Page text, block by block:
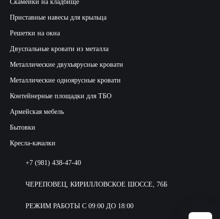
Скамейки на кладбище
Приставные навесы для крыльца
Решетки на окна
Двуспальные кровати из металла
Металлические двухъярусные кровати
Металлические одноярусные кровати
Контейнерные площадки для ТБО
Армейская мебель
Бытовки
Кресла-качалки
+7 (981) 438-47-40
ЧЕРЕПОВЕЦ, КИРИЛЛОВСКОЕ ШОССЕ, 76Б
РЕЖИМ РАБОТЫ С 09:00 ДО 18:00